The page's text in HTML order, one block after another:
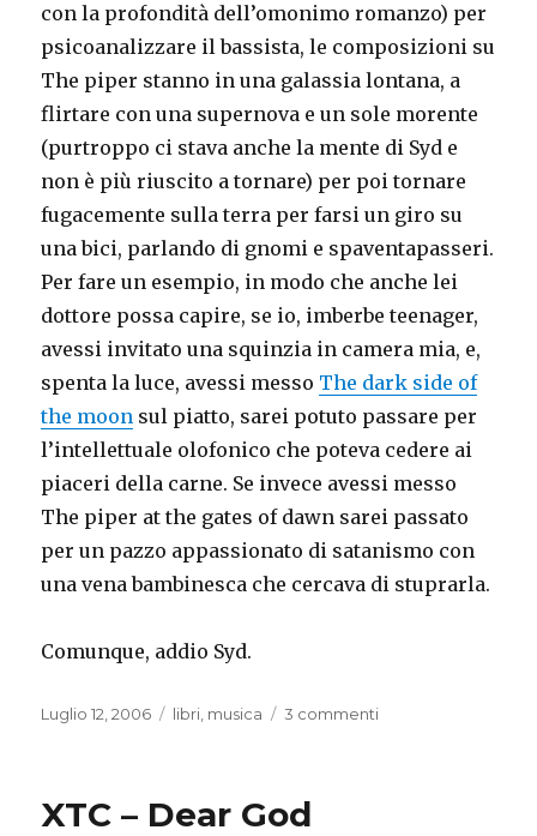
con la profondità dell’omonimo romanzo) per
psicoanalizzare il bassista, le composizioni su
The piper stanno in una galassia lontana, a
flirtare con una supernova e un sole morente
(purtroppo ci stava anche la mente di Syd e
non è più riuscito a tornare) per poi tornare
fugacemente sulla terra per farsi un giro su
una bici, parlando di gnomi e spaventapasseri.
Per fare un esempio, in modo che anche lei
dottore possa capire, se io, imberbe teenager,
avessi invitato una squinzia in camera mia, e,
spenta la luce, avessi messo The dark side of
the moon sul piatto, sarei potuto passare per
l’intellettuale olofonico che poteva cedere ai
piaceri della carne. Se invece avessi messo
The piper at the gates of dawn sarei passato
per un pazzo appassionato di satanismo con
una vena bambinesca che cercava di stuprarla.
Comunque, addio Syd.
Pubblicato
Luglio 12, 2006 Categorie
libri musica 3 commentisu
XTC – Dear God